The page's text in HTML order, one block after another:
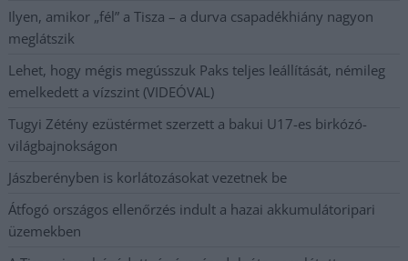
Ilyen, amikor „fél” a Tisza – a durva csapadékhiány nagyon
meglátszik
Lehet, hogy mégis megússzuk Paks teljes leállítását, némileg
emelkedett a vízszint (VIDEÓVAL)
Tugyi Zétény ezüstérmet szerzett a bakui U17-es birkózó-
világbajnokságon
Jászberényben is korlátozásokat vezetnek be
Átfogó országos ellenőrzés indult a hazai akkumulátoripari
üzemekben